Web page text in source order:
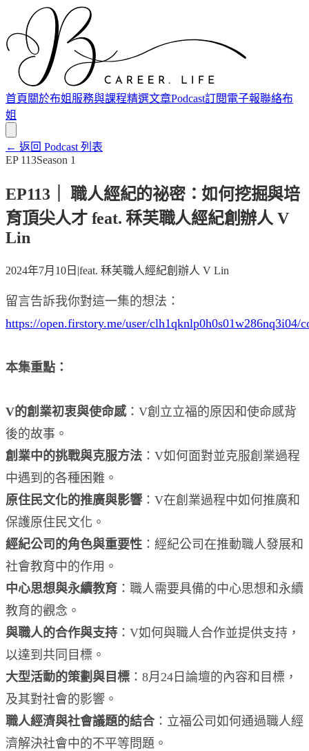
首頁 關於布姐 服務與課程精選文章Podcast訂閱電子報聯絡布
姐
← 返回 Podcast 列表
EP 113Season 1
EP113｜ 職人經紀的祕密：如何挖掘與培
育頂尖人才 feat. 秝芙職人經紀創辦人 V
Lin
2024年7月10日 |feat. 秝芙職人經紀創辦人 V Lin
留言告訴我你對這一集的想法：
https://open.firstory.me/user/clh1qknlp0h0s01w286nq3i04/
本集重點：
V的創業初衷與使命感：V創立立福的原因和使命感背
後的故事。
創業中的挑戰與克服方法 ：V如何面對並克服創業過程
中遇到的各種困難。
原住民文化的推廣與影響 ：V在創業過程中如何推廣和
保護原住民文化。
經紀公司的角色與重要性 ：經紀公司在推動職人發展和
社會教育中的作用。
中心思想與永續教育 ：職人需要具備的中心思想和永續
教育的觀念。
與職人的合作與支持 ：V如何與職人合作並提供支持，
以達到共同目標。
大型活動的策劃與目標 ：8月24日論壇的內容和目標，
及其對社會的影響。
職人經濟與社會議題的結合：立福公司如何通過職人經
濟解決社會中的不平等問題。